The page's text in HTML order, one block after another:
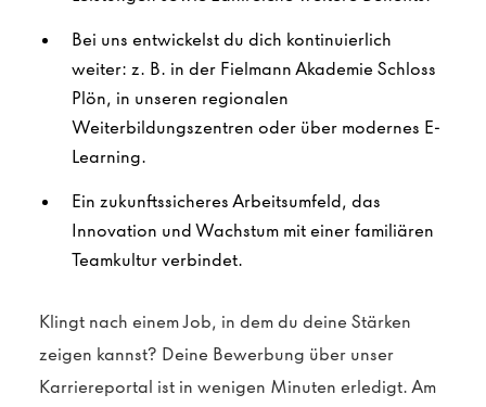
Bei uns entwickelst du dich kontinuierlich
weiter: z. B. in der Fielmann Akademie Schloss
Plön, in unseren regionalen
Weiterbildungszentren oder über modernes E-
Learning.
Ein zukunftssicheres Arbeitsumfeld, das
Innovation und Wachstum mit einer familiären
Teamkultur verbindet.
Klingt nach einem Job, in dem du deine Stärken
zeigen kannst? Deine Bewerbung über unser
Karriereportal ist in wenigen Minuten erledigt. Am